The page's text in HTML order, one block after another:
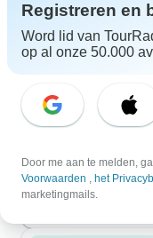
De winter in
om de
Goa te
December 2026
795 rondreizen
802 rondreizen
Februari 2027
795 rondreizen
Registreren en
Word lid van
op al onze 50.000
Door me aan te melden,
Voorwaarden , het
marketingmails.